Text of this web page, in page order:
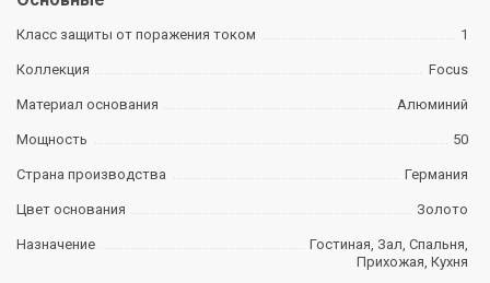
Класс защиты от поражения током 1
Коллекция Focus
Материал основания Алюминий
Мощность 50
Страна производства Германия
Цвет основания Золото
Назначение
Гостиная, Зал, Спальня,
Прихожая, Кухня